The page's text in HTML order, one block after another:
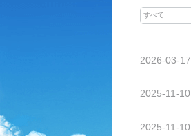
2026-03-17
2025-11-10
2025-11-10